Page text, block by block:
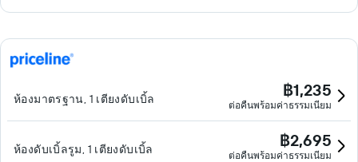
ห้องมาตรฐาน, 1 เตียงดับเบิ้ล ฿1,235
ต่อคืนพร้อมค่าธรรมเนียม
ห้องดับเบิ้ลรูม, 1 เตียงดับเบิ้ล ฿2,695
ต่อคืนพร้อมค่าธรรมเนียม